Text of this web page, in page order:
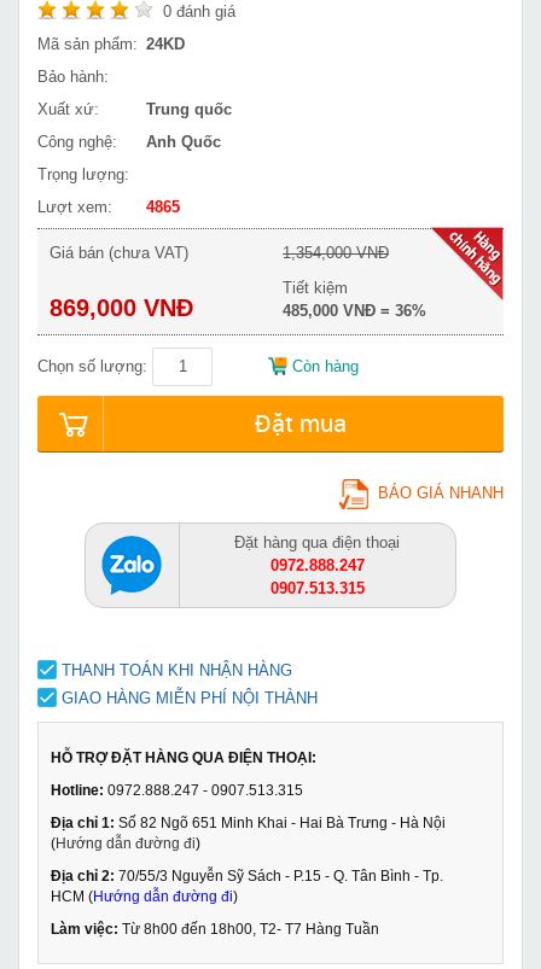
0 đánh giá
Mã sản phẩm: 24KD
Bảo hành:
Xuất xứ:
Trung quốc
Công nghệ:
Anh Quốc
Trọng lượng:
Lượt xem:
4865
Giá bán (chưa VAT)
869,000 VNĐ
1,354,000 VNĐ
Tiết kiệm
485,000 VNĐ = 36%
Chọn số lượng: Còn hàng
Đặt mua
BÁO GIÁ NHANH
Đặt hàng qua điện thoại
0972.888.247
0907.513.315
THANH TOÁN KHI NHẬN HÀNG
GIAO HÀNG MIỄN PHÍ NỘI THÀNH
HỖ TRỢ ĐẶT HÀNG QUA ĐIỆN THOẠI:
Hotline: 0972.888.247 - 0907.513.315
Địa chỉ 1: Số 82 Ngõ 651 Minh Khai - Hai Bà Trưng - Hà Nội
(Hướng dẫn đường đi)
Địa chỉ 2: 70/55/3 Nguyễn Sỹ Sách - P.15 - Q. Tân Bình - Tp.
HCM (Hướng dẫn đường đi)
Làm việc: Từ 8h00 đến 18h00, T2- T7 Hàng Tuần